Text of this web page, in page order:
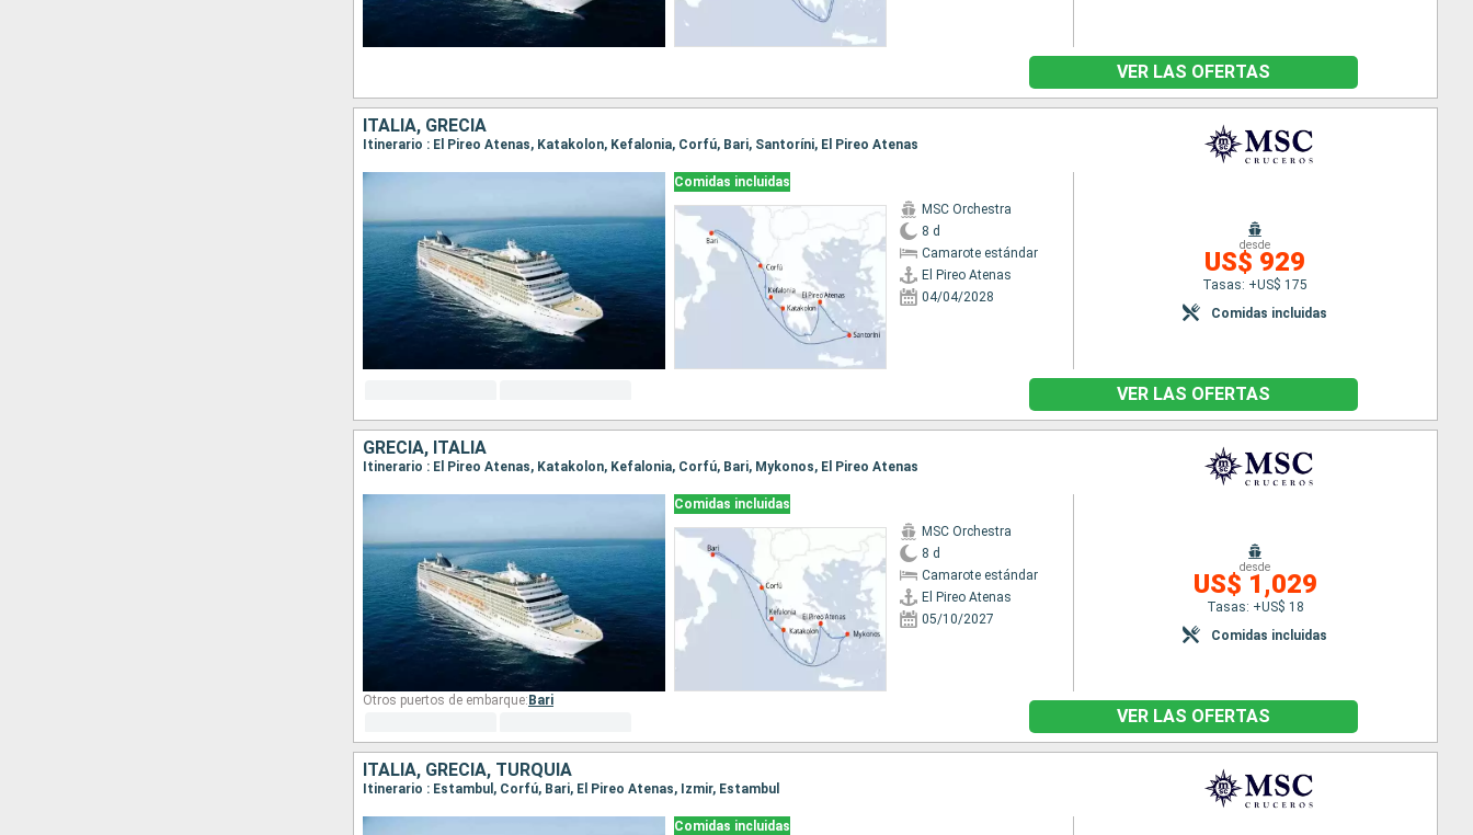
VER LAS OFERTAS
ITALIA, GRECIA
Itinerario : El Pireo Atenas, Katakolon, Kefalonia, Corfú, Bari, Santoríni, El Pireo Atenas
Comidas incluidas
MSC Orchestra
8 d
Camarote estándar
El Pireo Atenas
04/04/2028
desde
US$ 929
Tasas: +US$ 175
Comidas incluidas
VER LAS OFERTAS
GRECIA, ITALIA
Itinerario : El Pireo Atenas, Katakolon, Kefalonia, Corfú, Bari, Mykonos, El Pireo Atenas
Comidas incluidas
MSC Orchestra
8 d
Camarote estándar
El Pireo Atenas
05/10/2027
desde
US$ 1,029
Tasas: +US$ 18
Comidas incluidas
Otros puertos de embarque: Bari
VER LAS OFERTAS
ITALIA, GRECIA, TURQUÍA
Itinerario : Estambul, Corfú, Bari, El Pireo Atenas, Izmir, Estambul
Comidas incluidas